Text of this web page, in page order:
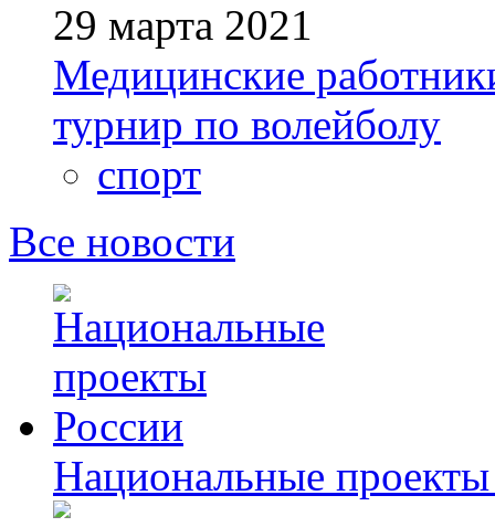
29 марта 2021
Медицинские
турнир по волейболу
спорт
Все новости
Национальные